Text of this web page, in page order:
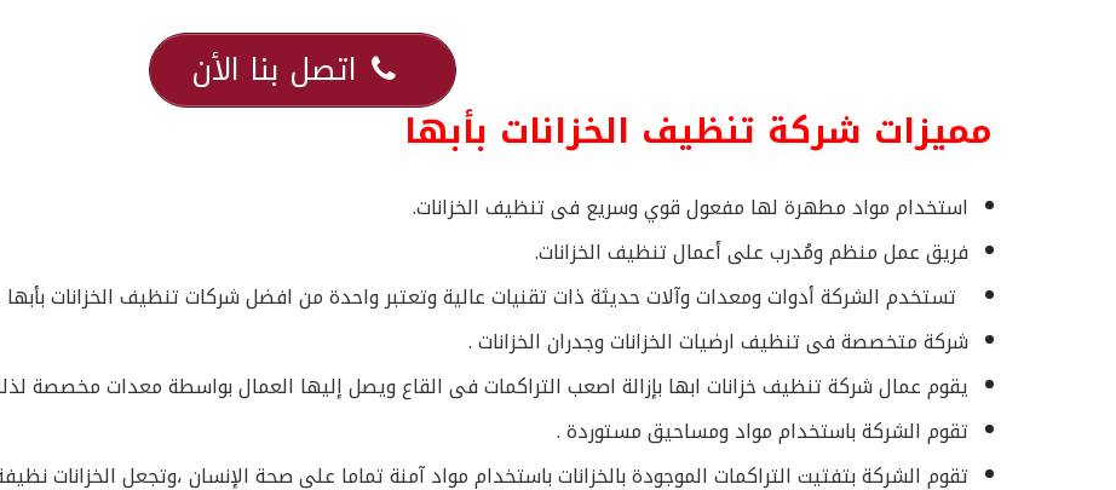
اتصل بنا الأن
مميزات شركة تنظيف الخزانات بأبها
استخدام مواد مطهرة لها مفعول قوي وسريع فى تنظيف الخزانات.
فريق عمل منظم ومُدرب على أعمال تنظيف الخزانات.
تستخدم الشركة أدوات ومعدات وآلات حديثة ذات تقنيات عالية وتعتبر واحدة من افضل شركات تنظيف الخزانات بأبها
شركة متخصصة فى تنظيف ارضيات الخزانات وجدران الخزانات .
يقوم عمال شركة تنظيف خزانات ابها بإزالة اصعب التراكمات فى القاع ويصل إليها العمال بواسطة معدات مخصصة
تقوم الشركة باستخدام مواد ومساحيق مستوردة .
تقوم الشركة بتفتيت التراكمات الموجودة بالخزانات باستخدام مواد آمنة تماما على صحة الإنسان ،وتجعل الخزانات